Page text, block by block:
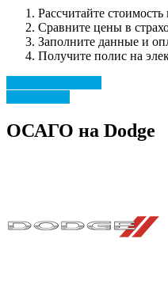
Рассчитайте
Сравните цены в
Заполните данные и
Получите полис на
ОСАГО на Dodge